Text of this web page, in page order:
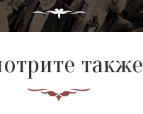
также